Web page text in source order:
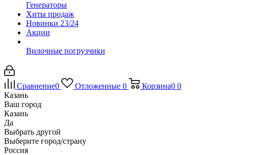
Генераторы
Хиты продаж
Новинки 23/24
Акции
Вилочные погрузчики
Сравнение0 Отложенные 0 Корзина0 0
Казань
Ваш город
Казань
Да
Выбрать другой
Выберите город/страну
Россия